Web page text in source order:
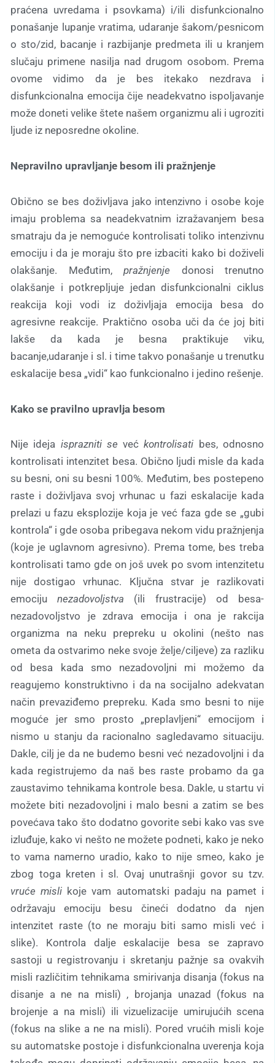
praćena uvredama i psovkama) i/ili disfunkcionalno
ponašanje lupanje vratima, udaranje šakom/pesnicom
o sto/zid, bacanje i razbijanje predmeta ili u kranjem
slučaju primene nasilja nad drugom osobom. Prema
ovome vidimo da je bes itekako nezdrava i
disfunkcionalna emocija čije neadekvatno ispoljavanje
može doneti velike štete našem organizmu ali i ugroziti
ljude iz neposredne okoline.
Nepravilno upravljanje besom ili pražnjenje
Obično se bes doživljava jako intenzivno i osobe koje
imaju problema sa neadekvatnim izražavanjem besa
smatraju da je nemoguće kontrolisati toliko intenzivnu
emociju i da je moraju što pre izbaciti kako bi doživeli
olakšanje. Međutim, pražnjenje donosi trenutno
olakšanje i potkrepljuje jedan disfunkcionalni ciklus
reakcija koji vodi iz doživljaja emocija besa do
agresivne reakcije. Praktično osoba uči da će joj biti
lakše da kada je besna praktikuje viku,
bacanje,udaranje i sl. i time takvo ponašanje u trenutku
eskalacije besa „vidi“ kao funkcionalno i jedino rešenje.
Kako se pravilno upravlja besom
Nije ideja isprazniti se većkontrolisati bes, odnosno
kontrolisati intenzitet besa. Obično ljudi misle da kada
su besni, oni su besni 100%. Međutim, bes postepeno
raste i doživljava svoj vrhunac u fazi eskalacije kada
prelazi u fazu eksplozije koja je već faza gde se „gubi
kontrola“ i gde osoba pribegava nekom vidu pražnjenja
(koje je uglavnom agresivno). Prema tome, bes treba
kontrolisati tamo gde on još uvek po svom intenzitetu
nije dostigao vrhunac. Ključna stvar je razlikovati
emocijunezadovoljstva (ili frustracije) od besa-
nezadovoljstvo je zdrava emocija i ona je rakcija
organizma na neku prepreku u okolini (nešto nas
ometa da ostvarimo neke svoje želje/ciljeve) za razliku
od besa kada smo nezadovoljni mi možemo da
reagujemo konstruktivno i da na socijalno adekvatan
način prevaziđemo prepreku. Kada smo besni to nije
moguće jer smo prosto „preplavljeni“ emocijom i
nismo u stanju da racionalno sagledavamo situaciju.
Dakle, cilj je da ne budemo besni već nezadovoljni i da
kada registrujemo da naš bes raste probamo da ga
zaustavimo tehnikama kontrole besa. Dakle, u startu vi
možete biti nezadovoljni i malo besni a zatim se bes
povećava tako što dodatno govorite sebi kako vas sve
izluđuje, kako vi nešto ne možete podneti, kako je neko
to vama namerno uradio, kako to nije smeo, kako je
zbog toga kreten i sl. Ovaj unutrašnji govor su tzv.
vruće misli koje vam automatski padaju na pamet i
održavaju emociju besu čineći dodatno da njen
intenzitet raste (to ne moraju biti samo misli već i
slike). Kontrola dalje eskalacije besa se zapravo
sastoji u registrovanju i skretanju pažnje sa ovakvih
misli različitim tehnikama smirivanja disanja (fokus na
disanje a ne na misli) , brojanja unazad (fokus na
brojenje a na misli) ili vizuelizacije umirujućih scena
(fokus na slike a ne na misli). Pored vrućih misli koje
su automatske postoje i disfunkcionalna uverenja koja